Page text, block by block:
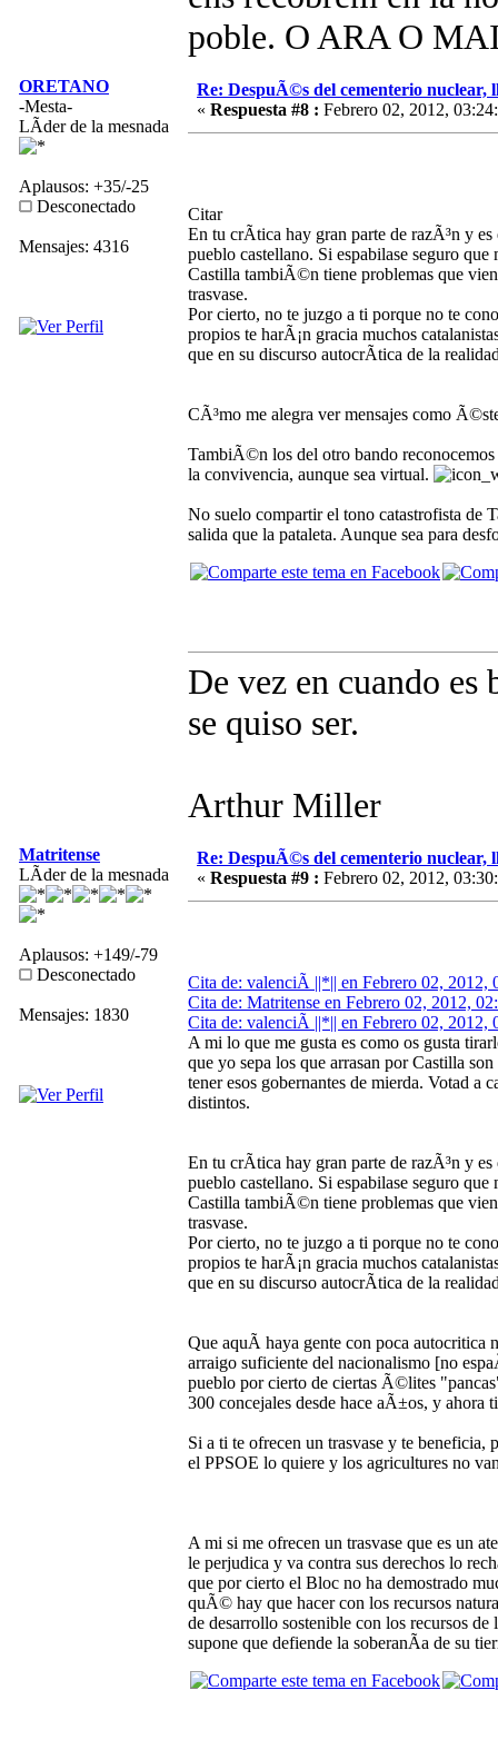
poble. O ARA O
ORETANO
-Mesta-
LÃ­der de la mesnada
Aplausos: +35/-25
Desconectado
Mensajes: 4316
Re: DespuÃ©s del cementerio nuclear,
« Respuesta #8 : Febrero 02, 2012,
Citar
En tu crÃ­tica hay gran parte de razÃ³n y
pueblo castellano. Si espabilase seguro
Castilla tambiÃ©n tiene problemas que
trasvase.
Por cierto, no te juzgo a ti porque no te
propios te harÃ¡n gracia muchos
que en su discurso autocrÃ­tica de la
CÃ³mo me alegra ver mensajes como
TambiÃ©n los del otro bando reconocemos
la convivencia, aunque sea virtual.
No suelo compartir el tono catastrofista de
salida que la pataleta. Aunque sea para
De vez en cuando es
se quiso ser.
Arthur Miller
Matritense
LÃ­der de la mesnada
Aplausos: +149/-79
Desconectado
Mensajes: 1830
Re: DespuÃ©s del cementerio nuclear,
« Respuesta #9 : Febrero 02, 2012,
Cita de: valenciÃ ||*|| en Febrero 02, 2012,
Cita de: Matritense en Febrero 02, 2012,
Cita de: valenciÃ ||*|| en Febrero 02, 2012,
A mi lo que me gusta es como os gusta
que yo sepa los que arrasan por Castilla
tener esos gobernantes de mierda. Votad a
distintos.
En tu crÃ­tica hay gran parte de razÃ³n y
pueblo castellano. Si espabilase seguro
Castilla tambiÃ©n tiene problemas que
trasvase.
Por cierto, no te juzgo a ti porque no te
propios te harÃ¡n gracia muchos
que en su discurso autocrÃ­tica de la
Que aquÃ­ haya gente con poca autocritica
arraigo suficiente del nacionalismo [no
pueblo por cierto de ciertas Ã©lites
300 concejales desde hace aÃ±os, y ahora
Si a ti te ofrecen un trasvase y te beneficia,
el PPSOE lo quiere y los agricultures no
A mi si me ofrecen un trasvase que es un
le perjudica y va contra sus derechos lo
que por cierto el Bloc no ha demostrado
quÃ© hay que hacer con los recursos
de desarrollo sostenible con los recursos
supone que defiende la soberanÃ­a de su